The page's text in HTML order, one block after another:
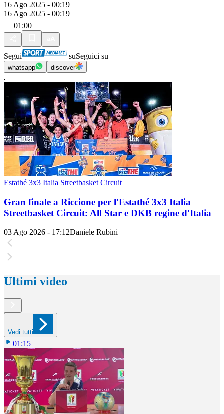
16 Ago 2025 - 00:19
16 Ago 2025 - 00:19
01:00
Segui suSeguici su
whatsapp discover
Estathé 3x3 Italia Streetbasket Circuit
Gran finale a Riccione per l'Estathé 3x3 Italia
Streetbasket Circuit: All Star e DKB regine d'Italia
03 Ago 2026 - 17:12Daniele Rubini
Ultimi video
Vedi tutti
01:15